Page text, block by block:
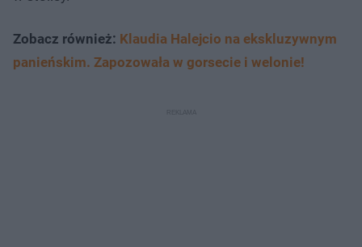
Zobacz również: Klaudia Halejcio na ekskluzywnym
panieńskim. Zapozowała w gorsecie i welonie!